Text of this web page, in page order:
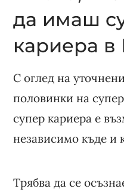
да имаш
кариера в
С оглед на
половинки на
супер кариера е
независимо къде и
Трябва да се